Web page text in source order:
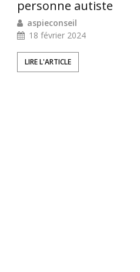
personne autiste
aspieconseil
18 février 2024
LIRE L'ARTICLE